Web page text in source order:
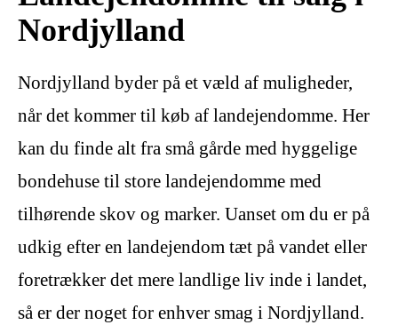
Nordjylland
Nordjylland byder på et væld af muligheder,
når det kommer til køb af landejendomme. Her
kan du finde alt fra små gårde med hyggelige
bondehuse til store landejendomme med
tilhørende skov og marker. Uanset om du er på
udkig efter en landejendom tæt på vandet eller
foretrækker det mere landlige liv inde i landet,
så er der noget for enhver smag i Nordjylland.